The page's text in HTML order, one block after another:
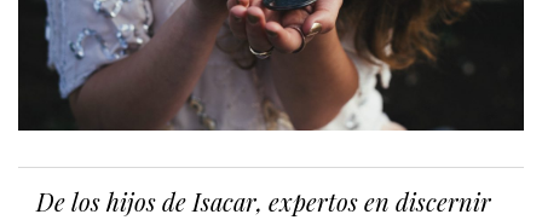
De los hijos de Isacar, expertos en discernir